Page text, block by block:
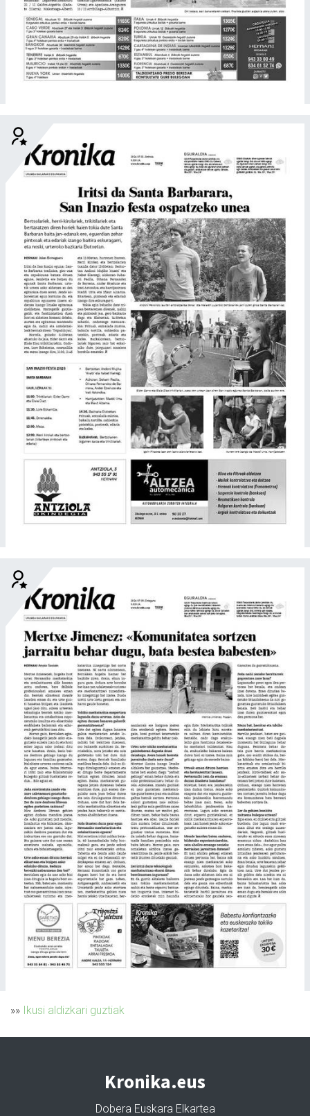
»» Ikusi aldizkari guztiak
Kronika.eus
Dobera Euskara Elkartea